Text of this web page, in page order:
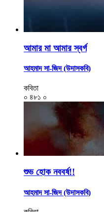
আমার মা আমার স্বর্গ
আহমাদ সা-জিদ (উদাসকবি)
কবিতা
০ ৪৮১ ০
শুভ হোক নববর্ষ!!
আহমাদ সা-জিদ (উদাসকবি)